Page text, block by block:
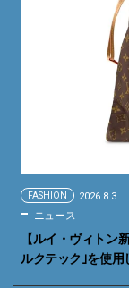
FASHION 2026.8.3
ニュース
【ルイ・ヴィトン
ルクテック｣を使用